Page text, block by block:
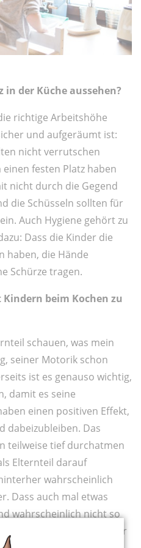
der Küche aussehen?
richtige Arbeitshöhe
und aufgeräumt ist:
nicht verrutschen
festen Platz haben
nicht durch die Gegend
die Schüsseln sollten für
Auch Hygiene gehört zu
Dass die Kinder die
haben, die Hände
Schürze tragen.
beim Kochen zu
schauen, was mein
seiner Motorik schon
ist es genauso wichtig,
damit es seine
einen positiven Effekt,
dabeizubleiben. Das
teilweise tief durchatmen
Elternteil darauf
wahrscheinlich
Dass auch mal etwas
wahrscheinlich nicht so
vorgestellt hat. Kinder